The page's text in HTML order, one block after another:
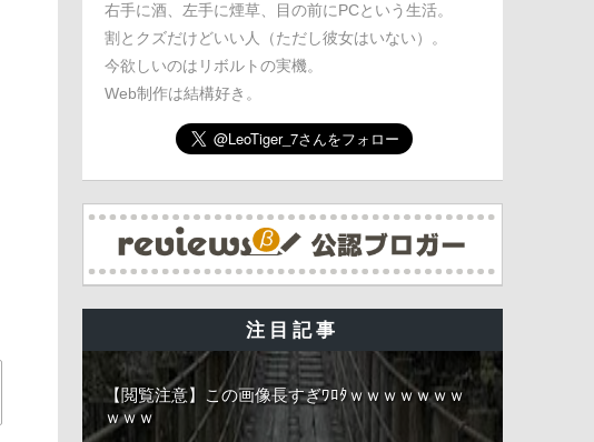
右手に酒、左手に煙草、目の前にPCという生活。
割とクズだけどいい人（ただし彼女はいない）。
今欲しいのはリボルトの実機。
Web制作は結構好き。
注目記事
【閲覧注意】この画像長すぎﾜﾛﾀｗｗｗｗｗｗｗ
ｗｗｗ